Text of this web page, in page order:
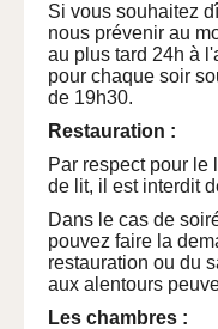
Si vous souhaitez
nous prévenir au
au plus tard 24h à
pour chaque soir
de 19h30.
Restauration :
Par respect pour le
de lit, il est interdit
Dans le cas de
pouvez faire la
restauration ou du
aux alentours
Les chambres :